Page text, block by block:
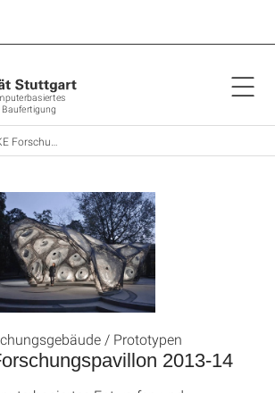
2013-14
2013-14
/ Prototypen